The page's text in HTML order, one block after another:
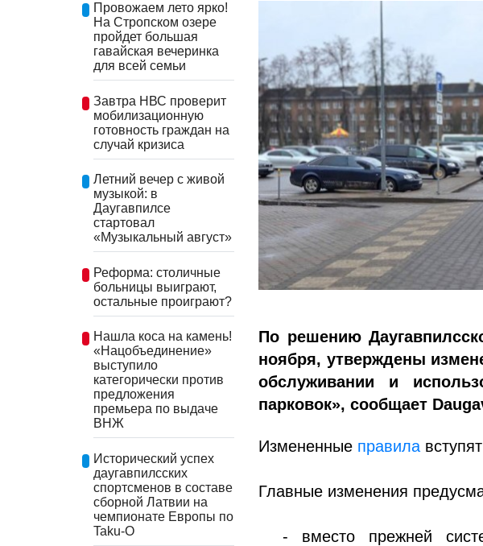
Провожаем лето ярко!
На Стропском озере
пройдет большая
гавайская вечеринка
для всей семьи
Завтра НВС проверит
мобилизационную
готовность граждан на
случай кризиса
Летний вечер с живой
музыкой: в
Даугавпилсе
стартовал
«Музыкальный август»
Реформа: столичные
больницы выиграют,
остальные проиграют?
Нашла коса на камень!
«Нацобъединение»
выступило
категорически против
предложения
премьера по выдаче
ВНЖ
Исторический успех
даугавпилсских
спортсменов в составе
сборной Латвии на
чемпионате Европы по
Taku-O
По решению
ноября, утверждены
обслуживании и
парковок», сообщает
Измененные правила
Главные изменения
- вместо прежней